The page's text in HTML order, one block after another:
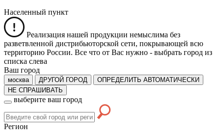
Населенный пункт
Реализация нашей продукции немыслима без
разветвленной дистрибьюторской сети, покрывающей всю
территорию России. Все что от Вас нужно - выбрать город из
списка слева
Ваш город
москва ДРУГОЙ ГОРОД
ОПРЕДЕЛИТЬ АВТОМАТИЧЕСКИ
НЕ СПРАШИВАТЬ
выберите ваш город
Регион